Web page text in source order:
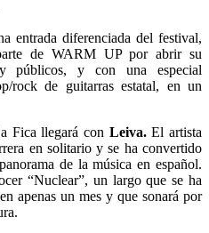
entrada diferenciada del festival,
de WARM UP por abrir su
públicos, y con una especial
rock de guitarras estatal, en un
Fica llegará con Leiva.El artista
en solitario y se ha convertido
de la música en español.
“Nuclear”, un largo que se ha
apenas un mes y que sonará por